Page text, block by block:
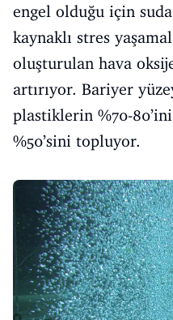
engel olduğu için suda
kaynaklı stres
oluşturulan hava
artırıyor. Bariyer
plastiklerin %70-
%50’sini topluyor.